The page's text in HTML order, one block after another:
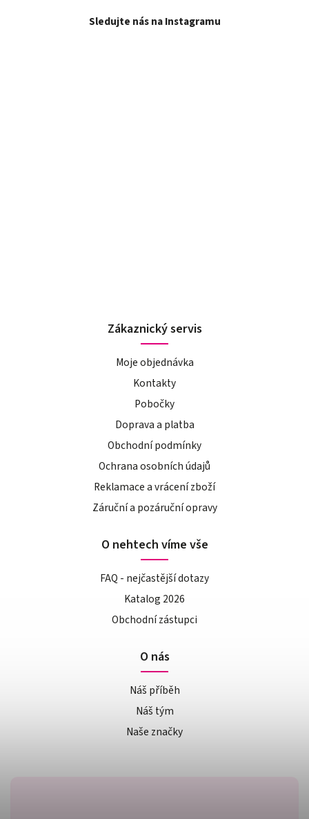
Sledujte nás na Instagramu
Zákaznický servis
Moje objednávka
Kontakty
Pobočky
Doprava a platba
Obchodní podmínky
Ochrana osobních údajů
Reklamace a vrácení zboží
Záruční a pozáruční opravy
O nehtech víme vše
FAQ - nejčastější dotazy
Katalog 2026
Obchodní zástupci
O nás
Náš příběh
Náš tým
Naše značky